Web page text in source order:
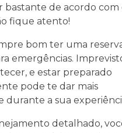
bastante de acordo com
fique atento!
bom ter uma
emergências.
e estar preparado
pode te dar mais
durante a sua
detalhado,